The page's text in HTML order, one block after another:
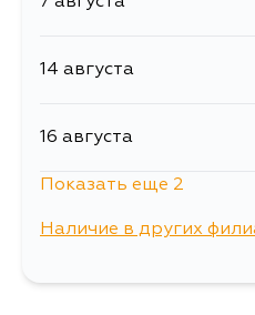
14 августа
16 августа
Показать еще 2
Наличие в других
г. Владивосток,